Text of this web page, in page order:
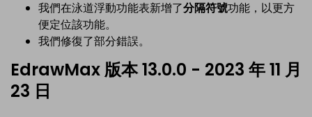
我們在泳道浮動功能表新增了分隔符號功能，以更方
便定位該功能。
我們修復了部分錯誤。
EdrawMax 版本 13.0.0 - 2023 年 11 月
23 日